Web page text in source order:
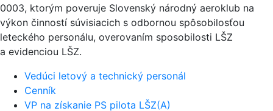
0003, ktorým poveruje Slovenský národný aeroklub na
výkon činností súvisiacich s odbornou spôsobilosťou
leteckého personálu, overovaním sposobilosti LŠZ
a evidenciou LŠZ.
Vedúci letový a technický personál
Cenník
VP na získanie PS pilota LŠZ(A)